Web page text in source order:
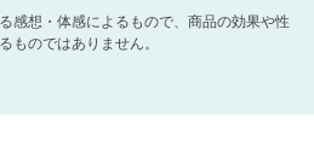
感想・体感によるもので、商品の効果や性
ものではありません。